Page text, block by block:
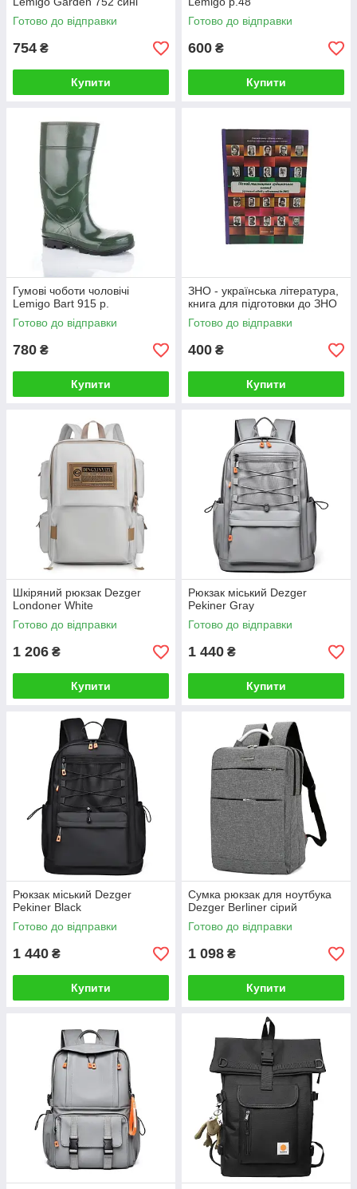
Готово до відправки
754 ₴
Купити
Готово до відправки
600 ₴
Купити
Гумові чоботи чоловічі
Lemigo Bart 915 р.
Готово до відправки
780 ₴
Купити
ЗНО - українська література,
книга для підготовки до ЗНО
Готово до відправки
400 ₴
Купити
Шкіряний рюкзак Dezger
Londoner White
Готово до відправки
1 206 ₴
Купити
Рюкзак міський Dezger
Pekiner Gray
Готово до відправки
1 440 ₴
Купити
Рюкзак міський Dezger
Pekiner Black
Готово до відправки
1 440 ₴
Купити
Сумка рюкзак для ноутбука
Dezger Berliner сірий
Готово до відправки
1 098 ₴
Купити